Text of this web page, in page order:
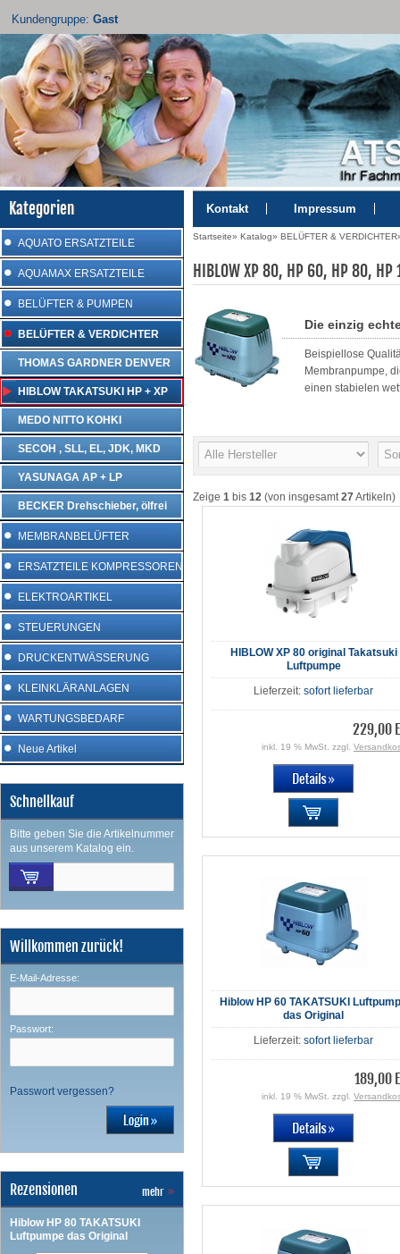
Kundengruppe: Gast
Kategorien
AQUATO ERSATZTEILE
AQUAMAX ERSATZTEILE
BELÜFTER & PUMPEN
BELÜFTER & VERDICHTER
THOMAS GARDNER DENVER
HIBLOW TAKATSUKI HP + XP
MEDO NITTO KOHKI
SECOH , SLL, EL, JDK, MKD
YASUNAGA AP + LP
BECKER Drehschieber, ölfrei
MEMBRANBELÜFTER
ERSATZTEILE KOMPRESSOREN
ELEKTROARTIKEL
STEUERUNGEN
DRUCKENTWÄSSERUNG
KLEINKLÄRANLAGEN
WARTUNGSBEDARF
Neue Artikel
Schnellkauf
Bitte geben Sie die Artikelnummer
aus unserem Katalog ein.
Willkommen zurück!
E-Mail-Adresse:
Passwort:
Passwort vergessen?
Rezensionen mehr »
Hiblow HP 80 TAKATSUKI
Luftpumpe das Original
Kontakt Impressum
Startseite» Katalog» BELÜFTER & VERDICHTER
HIBLOW XP 80, HP 60, HP 80,
Die einzig
Beispiellose
Membranpumpe,
einen stabielen
Zeige 1 bis 12 (von insgesamt27Artikeln)
HIBLOW XP 80 original Takatsuki
Luftpumpe
Lieferzeit: sofort lieferbar
229,00
inkl. 19 % MwSt. zzgl.
Hiblow HP 60 TAKATSUKI
das Original
Lieferzeit: sofort lieferbar
189,00
inkl. 19 % MwSt. zzgl.